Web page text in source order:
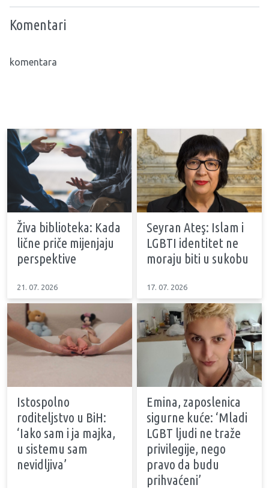
Komentari
komentara
Živa biblioteka: Kada
lične priče mijenjaju
perspektive
21. 07. 2026
Seyran Ateş: Islam i
LGBTI identitet ne
moraju biti u sukobu
17. 07. 2026
Istospolno
roditeljstvo u BiH:
‘Iako sam i ja majka,
u sistemu sam
nevidljiva’
Emina, zaposlenica
sigurne kuće: ‘Mladi
LGBT ljudi ne traže
privilegije, nego
pravo da budu
prihvaćeni’